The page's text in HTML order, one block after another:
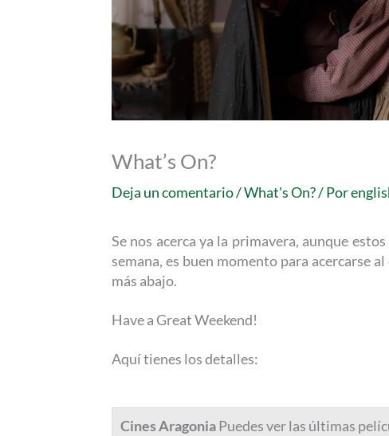
What’s On?
Deja un comentario/What's On?/ Por
Se nos acerca ya la primavera, aunque
semana, es buen momento para acercarse
más abajo.
Have a Great Weekend!
Aquí tienes los detalles:
Cines AragoniaPuedes ver las últimas